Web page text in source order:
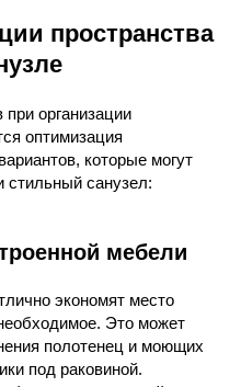
пространства
организации
оптимизация
которые могут
стильный санузел:
мебели
экономят место
Это может
полотенец и моющих
под раковиной.